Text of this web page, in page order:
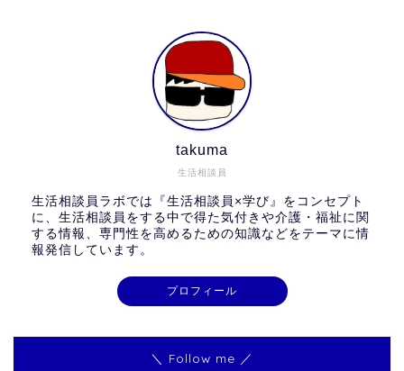
生活相談員
takuma
生活相談員ラボでは『生活相談員×学び』をコンセプト
に、生活相談員をする中で得た気付きや介護・福祉に関
する情報、専門性を高めるための知識などをテーマに情
報発信しています。
プロフィール
＼ Follow me ／